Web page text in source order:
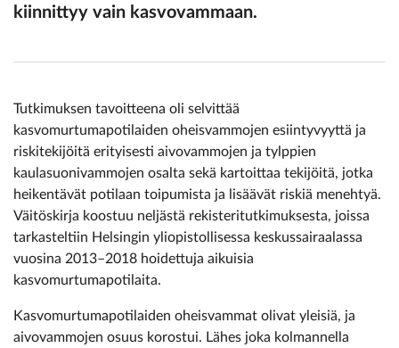
kiinnittyy vain kasvovammaan.
Tutkimuksen tavoitteena oli selvittää
kasvomurtumapotilaiden oheisvammojen esiintyvyyttä ja
riskitekijöitä erityisesti aivovammojen ja tylppien
kaulasuonivammojen osalta sekä kartoittaa tekijöitä, jotka
heikentävät potilaan toipumista ja lisäävät riskiä menehtyä.
Väitöskirja koostuu neljästä rekisteritutkimuksesta, joissa
tarkasteltiin Helsingin yliopistollisessa keskussairaalassa
vuosina 2013–2018 hoidettuja aikuisia
kasvomurtumapotilaita.
Kasvomurtumapotilaiden oheisvammat olivat yleisiä, ja
aivovammojen osuus korostui. Lähes joka kolmannella